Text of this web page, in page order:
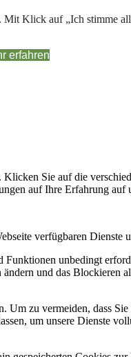
Klick auf „Ich stimme
erfahren
Sie auf die
auf Ihre Erfahrung
verfügbaren Dienste
unbedingt
und das
Um zu vermeiden, dass
um unsere Dienste